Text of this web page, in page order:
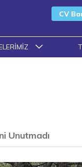
CV
Unutmadı